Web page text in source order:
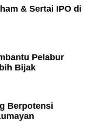
& Sertai IPO di
Pelabur
Bijak
Berpotensi